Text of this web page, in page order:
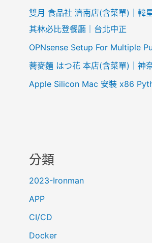
雙月 食品社 濟南店(含菜單)｜韓
其林必比登餐廳｜台北中正
OPNsense Setup For Multiple
蕎麥麵 はつ花 本店(含菜單)｜神
Apple Silicon Mac 安裝 x86
分類
2023-Ironman
APP
CI/CD
Docker